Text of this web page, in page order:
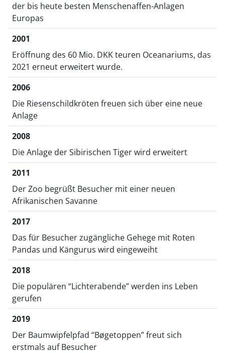
der bis heute besten Menschenaffen-Anlagen
Europas
2001
Eröffnung des 60 Mio. DKK teuren Oceanariums, das
2021 erneut erweitert wurde.
2006
Die Riesenschildkröten freuen sich über eine neue
Anlage
2008
Die Anlage der Sibirischen Tiger wird erweitert
2011
Der Zoo begrüßt Besucher mit einer neuen
Afrikanischen Savanne
2017
Das für Besucher zugängliche Gehege mit Roten
Pandas und Kängurus wird eingeweiht
2018
Die populären “Lichterabende” werden ins Leben
gerufen
2019
Der Baumwipfelpfad “Bøgetoppen” freut sich
erstmals auf Besucher